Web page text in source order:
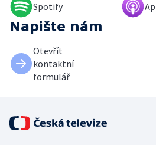
Spotify
Napište nám
Otevřít
kontaktní
formulář